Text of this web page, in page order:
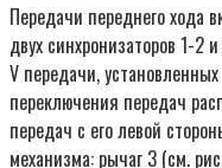
Передачи переднего хода
двух синхронизаторов 1-2
V передачи,
переключения передач
передач с его левой
механизма: рычаг 3 (см.